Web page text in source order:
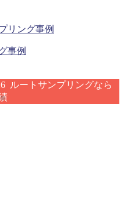
リング事例
事例
ルートサンプリングなら